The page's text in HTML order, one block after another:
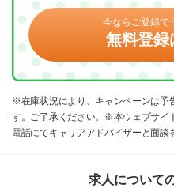
今ならご登録で
無料登録
※在庫状況により、キャンペーンは予
す。ご了承ください。※本ウェブサイ
電話にてキャリアアドバイザーと面談
求人について